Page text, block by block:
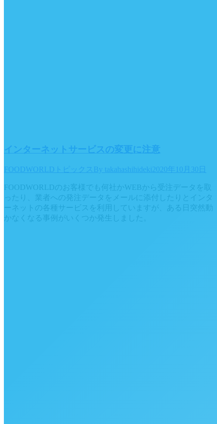
インターネットサービスの変更に注意
FOODWORLDトピックス By takahashihideki2020年10月30日
FOODWORLDのお客様でも何社かWEBから受注データを取
ったり、業者への発注データをメールに添付したりとインタ
ーネットの各種サービスを利用していますが、ある日突然動
かなくなる事例がいくつか発生しました。